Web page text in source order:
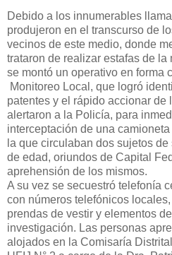
Debido a los innumerables
produjeron en el transcurso de
vecinos de este medio, donde
trataron de realizar estafas de la
se montó un operativo en forma
Monitoreo Local, que logró
patentes y el rápido accionar de
alertaron a la Policía, para
interceptación de una
la que circulaban dos sujetos
de edad, oriundos de Capital
aprehensión de los mismos.
A su vez se secuestró telefonía
con números telefónicos
prendas de vestir y elementos
investigación. Las personas
alojados en la Comisaría